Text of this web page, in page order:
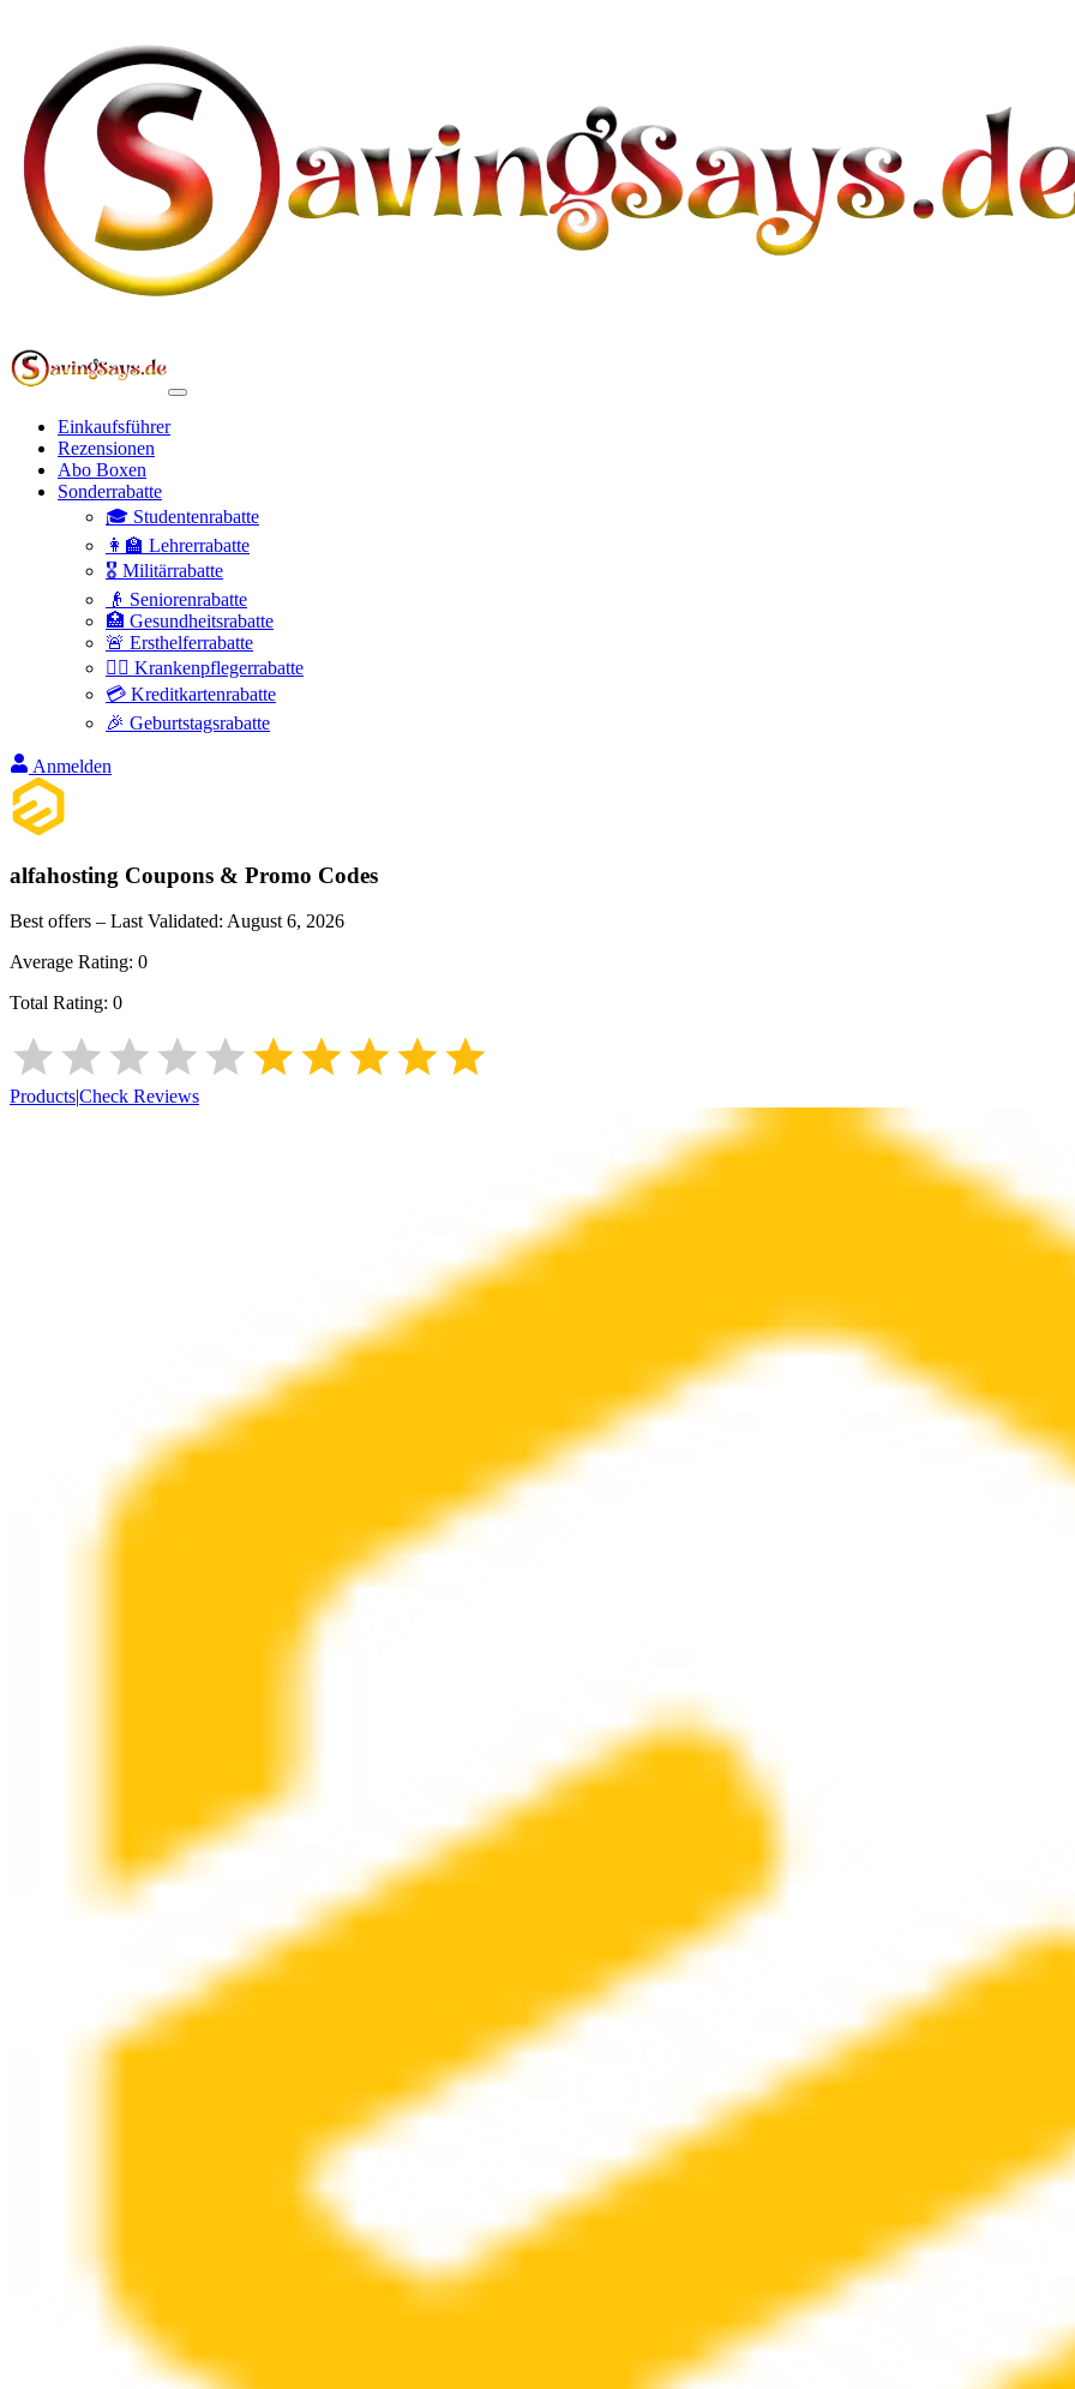
Einkaufsführer
Rezensionen
Abo Boxen
Sonderrabatte
🎓 Studentenrabatte
👩‍🏫 Lehrerrabatte
🎖️ Militärrabatte
👴 Seniorenrabatte
🏥 Gesundheitsrabatte
🚨 Ersthelferrabatte
👩‍⚕️ Krankenpflegerrabatte
💳 Kreditkartenrabatte
🎉 Geburtstagsrabatte
Anmelden
alfahosting Coupons & Promo Codes
Best offers – Last Validated: August 6, 2026
Average Rating: 0
Total Rating: 0
Products|Check Reviews